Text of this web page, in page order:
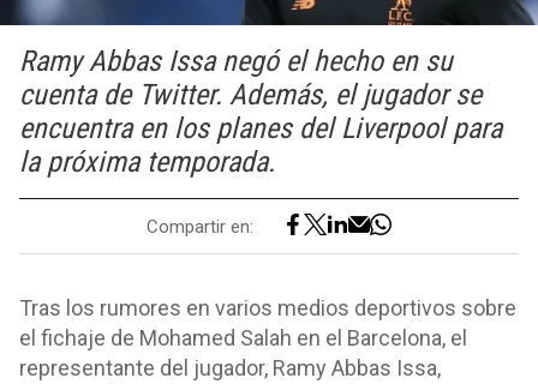
Ramy Abbas Issa negó el hecho en su
cuenta de Twitter. Además, el jugador se
encuentra en los planes del Liverpool para
la próxima temporada.
Compartir en:
Tras los rumores en varios medios deportivos sobre
el fichaje de Mohamed Salah en el Barcelona, el
representante del jugador, Ramy Abbas Issa,